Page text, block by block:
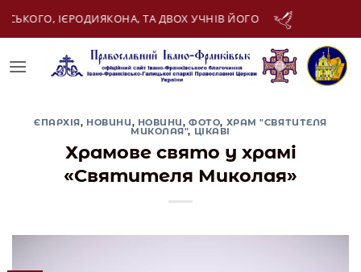
07 Серпня: ПРЕПОДОБНОГО МЕРКУРІЯ КИЄВО-
ЄПАРХІЯ, НОВИНИ, НОВИНИ,ФОТО, ХРАМ "СВЯТИТЕЛЯ
МИКОЛАЯ", ЦІКАВІ
Храмове свято у храмі
«Святителя Миколая»